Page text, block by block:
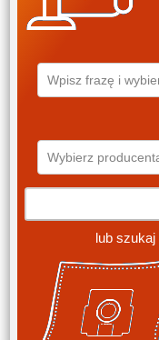
Wpisz frazę i
Wybierz
lub